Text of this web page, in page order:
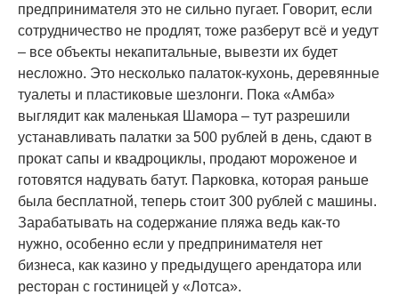
предпринимателя это не сильно пугает. Говорит, если
сотрудничество не продлят, тоже разберут всё и уедут
– все объекты некапитальные, вывезти их будет
несложно. Это несколько палаток-кухонь, деревянные
туалеты и пластиковые шезлонги. Пока «Амба»
выглядит как маленькая Шамора – тут разрешили
устанавливать палатки за 500 рублей в день, сдают в
прокат сапы и квадроциклы, продают мороженое и
готовятся надувать батут. Парковка, которая раньше
была бесплатной, теперь стоит 300 рублей с машины.
Зарабатывать на содержание пляжа ведь как-то
нужно, особенно если у предпринимателя нет
бизнеса, как казино у предыдущего арендатора или
ресторан с гостиницей у «Лотса».